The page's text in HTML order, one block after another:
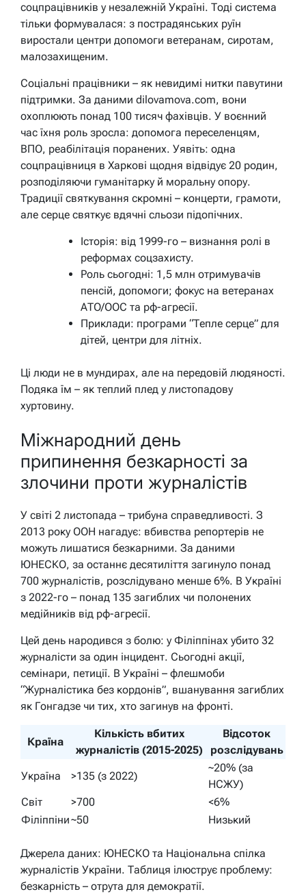
соцпрацівників у незалежній Україні. Тоді система
тільки формувалася: з пострадянських руїн
виростали центри допомоги ветеранам, сиротам,
малозахищеним.
Соціальні працівники – як невидимі нитки павутини
підтримки. За даними dilovamova.com, вони
охоплюють понад 100 тисяч фахівців. У воєнний
час їхня роль зросла: допомога переселенцям,
ВПО, реабілітація поранених. Уявіть: одна
соцпрацівниця в Харкові щодня відвідує 20 родин,
розподіляючи гуманітарку й моральну опору.
Традиції святкування скромні – концерти, грамоти,
але серце святкує вдячні сльози підопічних.
Історія: від 1999-го – визнання ролі в
реформах соцзахисту.
Роль сьогодні: 1,5 млн отримувачів
пенсій, допомоги; фокус на ветеранах
АТО/ООС та рф-агресії.
Приклади: програми “Тепле серце” для
дітей, центри для літніх.
Ці люди не в мундирах, але на передовій людяності.
Подяка їм – як теплий плед у листопадову
хуртовину.
Міжнародний день
припинення безкарності за
злочини проти журналістів
У світі 2 листопада – трибуна справедливості. З
2013 року ООН нагадує: вбивства репортерів не
можуть лишатися безкарними. За даними
ЮНЕСКО, за останнє десятиліття загинуло понад
700 журналістів, розслідувано менше 6%. В Україні
з 2022-го – понад 135 загиблих чи полонених
медійників від рф-агресії.
Цей день народився з болю: у Філіппінах убито 32
журналісти за один інцидент. Сьогодні акції,
семінари, петиції. В Україні – флешмоби
“Журналістика без кордонів”, вшанування загиблих
як Гонгадзе чи тих, хто загинув на фронті.
Країна
Кількість вбитих
журналістів (2015-2025)
Відсоток
розслідувань
Україна
>135 (з 2022)
~20% (за
НСЖУ)
Світ
>700
<6%
Філіппіни~50 Низький
Джерела даних: ЮНЕСКО та Національна спілка
журналістів України. Таблиця ілюструє проблему:
безкарність – отрута для демократії.